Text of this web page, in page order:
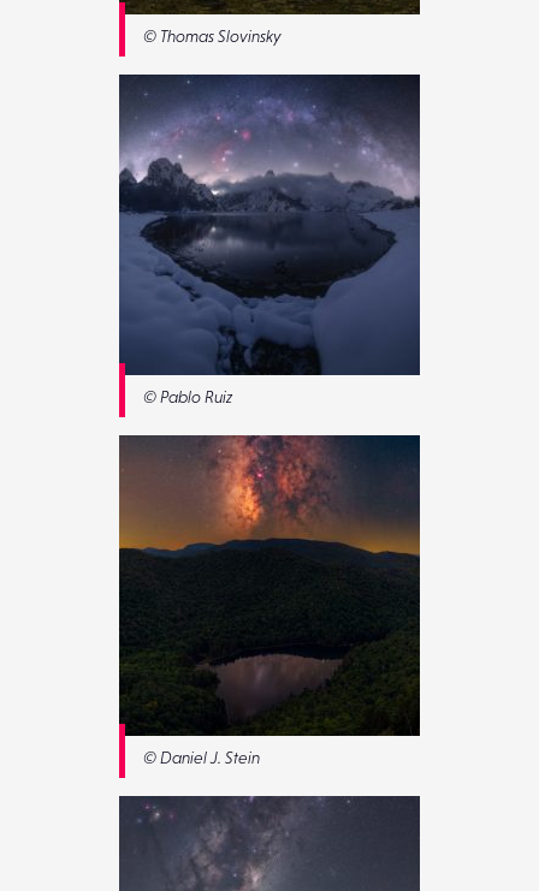
© Thomas Slovinsky
© Pablo Ruiz
© Daniel J. Stein